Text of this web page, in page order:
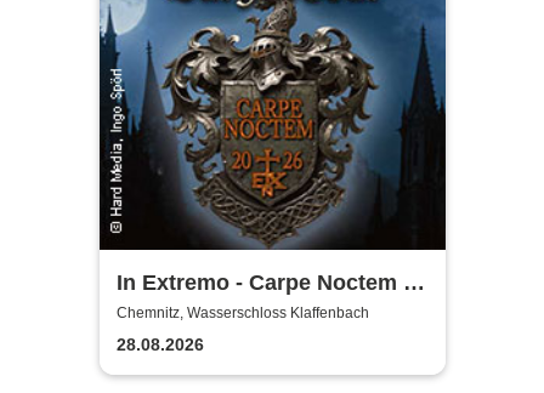
In Extremo - Carpe Noctem -
Burgentour 2026
Chemnitz, Wasserschloss Klaffenbach
28.08.2026